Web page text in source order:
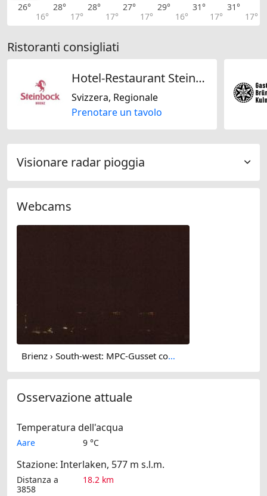
26°
16°
28°
17°
28°
17°
27°
17°
29°
16°
31°
17°
31°
17°
Ristoranti consigliati
Hotel-Restaurant Steinbock
Svizzera, Regionale
Prenotare un tavolo
Visionare radar pioggia
Webcams
Brienz › South-west: MPC-Gusset computing GmbH
Osservazione attuale
Temperatura dell'acqua
Aare 9 °C
Stazione: Interlaken, 577 m s.l.m.
Distanza a
3858
18.2 km